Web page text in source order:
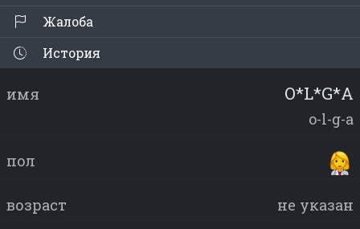
Жалоба
История
имя O*L*G*A
o-l-g-a
пол
возраст не указан